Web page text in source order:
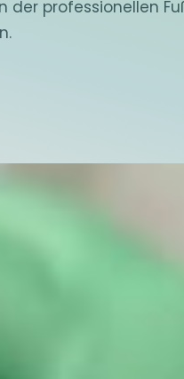
der professionellen